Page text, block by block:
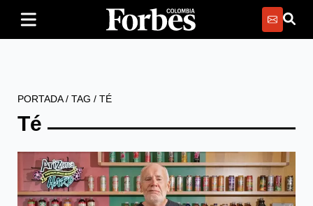
PORTADA/ TAG / TÉ
Té